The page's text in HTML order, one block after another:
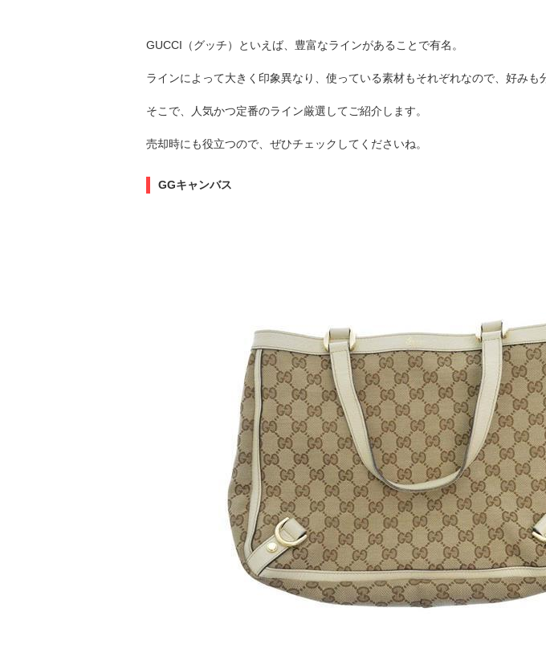
GUCCI（グッチ）といえば、豊富なラインがあることで有名。
ラインによって大きく印象異なり、使っている素材もそれぞれなので、好みも
そこで、人気かつ定番のライン厳選してご紹介します。
売却時にも役立つので、ぜひチェックしてくださいね。
GGキャンバス